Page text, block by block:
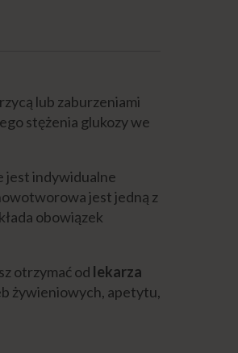
lub zaburzeniami
stężenia glukozy we
jest indywidualne
jest jedną z
obowiązek
otrzymać od lekarza
żywieniowych, apetytu,